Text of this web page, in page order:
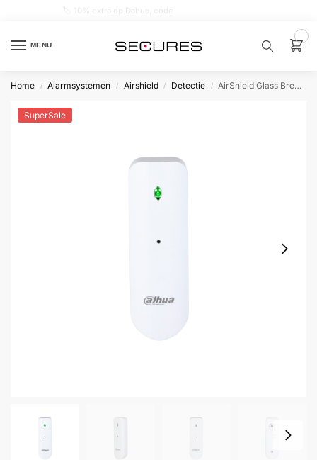
MENU
product…
Intercom
Home / Alarmsystemen / Airshield / Detectie / AirShield Glass Break Detector
SuperSale